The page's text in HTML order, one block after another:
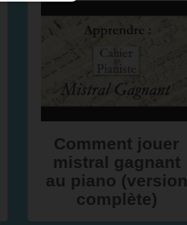
Comment jouer
mistral gagnant
au piano (version
complète)